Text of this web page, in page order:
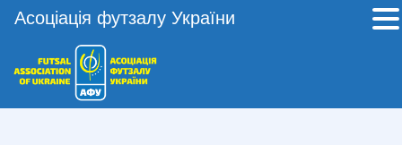
Асоціація футзалу України